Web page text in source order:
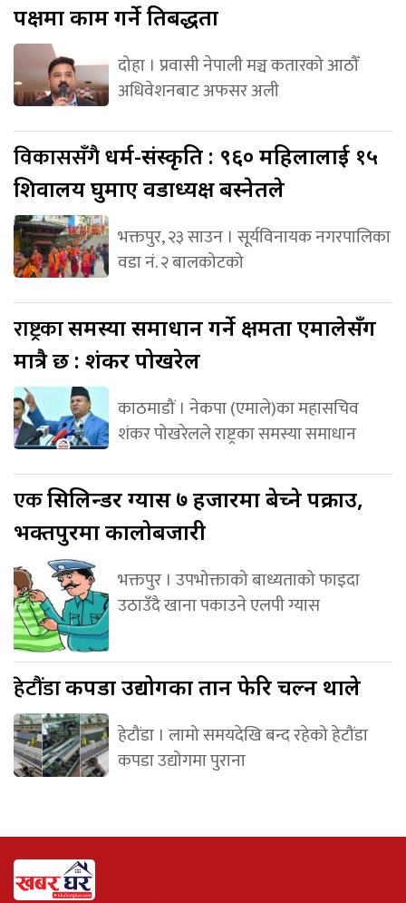
पक्षमा काम गर्ने प्रतिबद्धता
दोहा । प्रवासी नेपाली मञ्च कतारको आठौँ
अधिवेशनबाट अफसर अली
विकाससँगैधर्म-संस्कृति : ९६० महिलालाई १५
शिवालय घुमाए वडाध्यक्ष बस्नेतले
भक्तपुर, २३ साउन । सूर्यविनायक नगरपालिका
वडा नं. २ बालकोटको
राष्ट्रकासमस्या समाधान गर्ने क्षमता एमालेसँग
मात्रै छ : शंकर पोखरेल
काठमाडौं । नेकपा (एमाले)का महासचिव
शंकर पोखरेलले राष्ट्रका समस्या समाधान
एकसिलिन्डर ग्यास ७ हजारमा बेच्ने पक्राउ,
भक्तपुरमा कालोबजारी
भक्तपुर । उपभोक्ताको बाध्यताको फाइदा
उठाउँदै खाना पकाउने एलपी ग्यास
हेटौंडाकपडा उद्योगका तान फेरि चल्न थाले
हेटौंडा । लामो समयदेखि बन्द रहेको हेटौंडा
कपडा उद्योगमा पुराना